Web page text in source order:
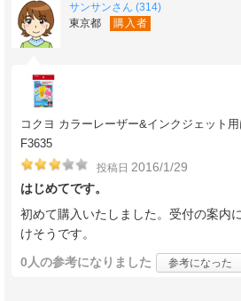
サンサンさん (314)
東京都
購入者
コクヨ カラーレーザー&インクジェット
F3635
投稿日 2016/1/29
はじめてです。
初めて購入いたしました。受付の案内
けそうです。
0人の参考になりました 参考になった